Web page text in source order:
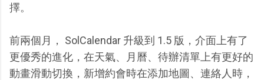
擇。
前兩個月， SolCalendar 升級到 1.5 版，介面上有了
更優秀的進化，在天氣、月曆、待辦清單上有更好的
動畫滑動切換，新增約會時在添加地圖、連絡人時，